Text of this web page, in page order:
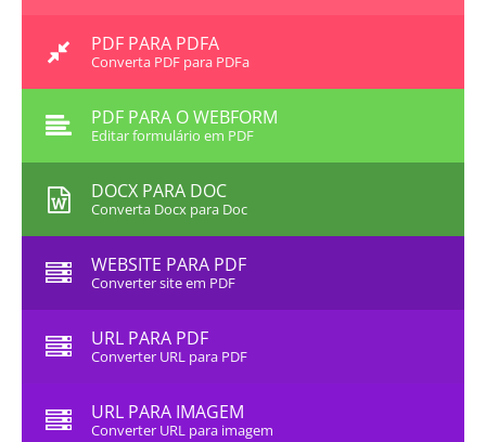
PDF PARA PDFA
Converta PDF para PDFa
PDF PARA O WEBFORM
Editar formulário em PDF
DOCX PARA DOC
Converta Docx para Doc
WEBSITE PARA PDF
Converter site em PDF
URL PARA PDF
Converter URL para PDF
URL PARA IMAGEM
Converter URL para imagem